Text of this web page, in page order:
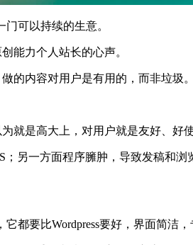
可以持续的生意。
能力个人站长的心声。
的内容对用户是有用的，而非垃圾。
就是高大上，对用户就是友好、好
另一方面程序臃肿，导致发稿和
都要比Wordpress要好，界面简洁